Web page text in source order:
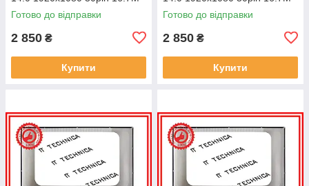
45% NTSC 300 cd/m² для
ноутбука
Готово до відправки
2 850 ₴
Купити
45% NTSC 300 cd/m² для
ноутбука
Готово до відправки
2 850 ₴
Купити